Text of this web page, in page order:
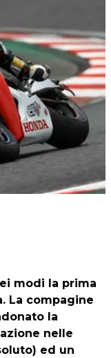
modi la prima
La compagine
la
nelle
ed un